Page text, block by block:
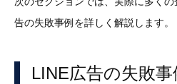
告の失敗事例を詳しく解説します。
LINE広告の失敗